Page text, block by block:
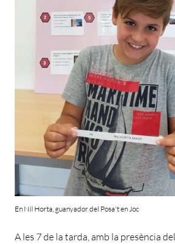
En Nil Horta, guanyador del Posa't en Joc
A les 7 de la tarda, amb la presència